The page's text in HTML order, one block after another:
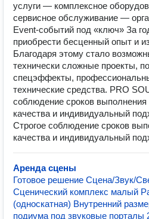
услуги — комплексное
сервисное обслуживание —
Event-событий под «ключ» За
приобрести бесценный опыт и
Благодаря этому стало
технически сложные проекты,
спецэффекты,
технические средства. PRO
соблюдение сроков выполнения
качества и индивидуальный
Строгое соблюдение сроков
качества и индивидуальный
Аренда сцены
Готовое решение Сцена/Звук/
Сценический комплекс малый
(односкатная) Внутренний
подиума под звуковые